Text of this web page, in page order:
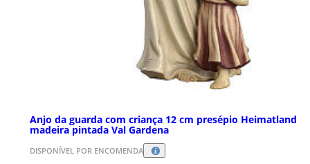
Anjo da guarda com criança 12 cm presépio Heimatland
madeira pintada Val Gardena
DISPONÍVEL POR ENCOMENDA